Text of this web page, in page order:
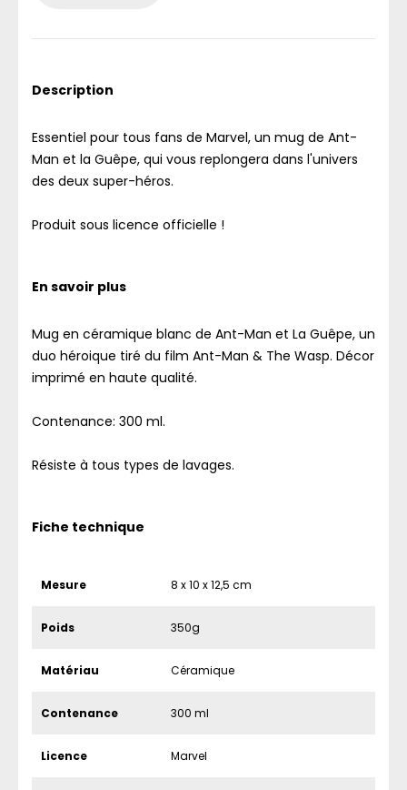
Description
Essentiel pour tous fans de Marvel, un mug de Ant-
Man et la Guêpe, qui vous replongera dans l'univers
des deux super-héros.
Produit sous licence officielle !
En savoir plus
Mug en céramique blanc de Ant-Man et La Guêpe, un
duo héroique tiré du film Ant-Man & The Wasp. Décor
imprimé en haute qualité.
Contenance: 300 ml.
Résiste à tous types de lavages.
Fiche technique
Mesure 8 x 10 x 12,5 cm
Poids 350g
Matériau Céramique
Contenance 300 ml
Licence Marvel